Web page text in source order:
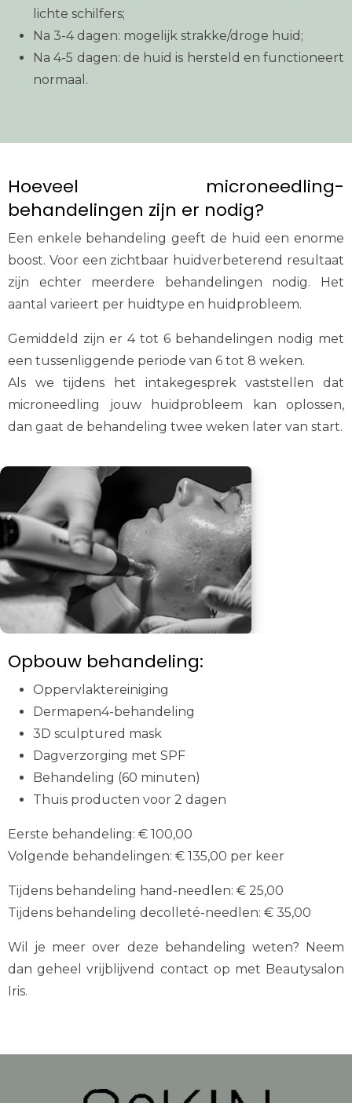
lichte schilfers;
Na 3-4 dagen: mogelijk strakke/droge huid;
Na 4-5 dagen: de huid is hersteld en functioneert
normaal.
Hoeveel microneedling-
behandelingen zijn er nodig?
Een enkele behandeling geeft de huid een enorme
boost. Voor een zichtbaar huidverbeterend resultaat
zijn echter meerdere behandelingen nodig. Het
aantal varieert per huidtype en huidprobleem.
Gemiddeld zijn er 4 tot 6 behandelingen nodig met
een tussenliggende periode van 6 tot 8 weken.
Als we tijdens het intakegesprek vaststellen dat
microneedling jouw huidprobleem kan oplossen,
dan gaat de behandeling twee weken later van start.
Opbouw behandeling:
Oppervlaktereiniging
Dermapen4-behandeling
3D sculptured mask
Dagverzorging met SPF
Behandeling (60 minuten)
Thuis producten voor 2 dagen
Eerste behandeling: € 100,00
Volgende behandelingen: € 135,00 per keer
Tijdens behandeling hand-needlen: € 25,00
Tijdens behandeling decolleté-needlen: € 35,00
Wil je meer over deze behandeling weten? Neem
dan geheel vrijblijvend contact op met Beautysalon
Iris.